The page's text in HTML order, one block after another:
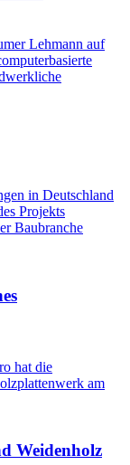
Lehmann auf
in Deutschland
Projekts
Baubranche
hat die
am
Weidenholz